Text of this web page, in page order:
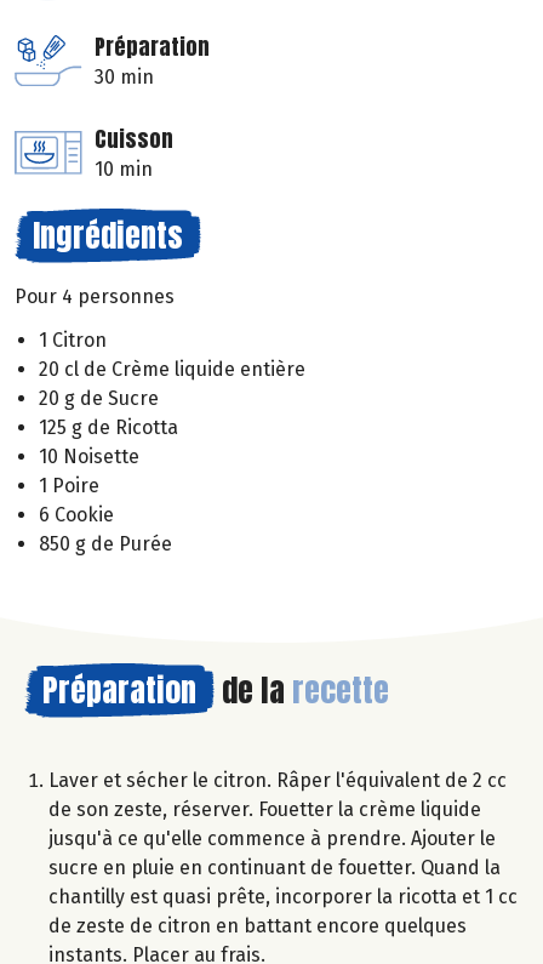
Préparation
30 min
Cuisson
10 min
Ingrédients
Pour 4 personnes
1 Citron
20 cl de Crème liquide entière
20 g de Sucre
125 g de Ricotta
10 Noisette
1 Poire
6 Cookie
850 g de Purée
Préparation de la recette
Laver et sécher le citron. Râper l'équivalent de 2 cc
de son zeste, réserver. Fouetter la crème liquide
jusqu'à ce qu'elle commence à prendre. Ajouter le
sucre en pluie en continuant de fouetter. Quand la
chantilly est quasi prête, incorporer la ricotta et 1 cc
de zeste de citron en battant encore quelques
instants. Placer au frais.